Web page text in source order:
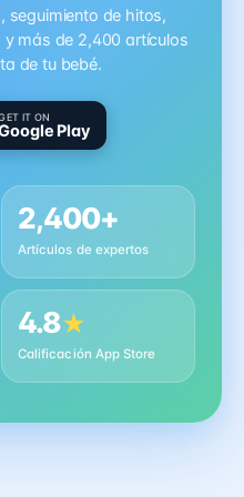
seguimiento de hitos,
más de 2,400 artículos
de tu bebé.
IT ON
Play
2,400+
Artículos de expertos
4.8★
Calificación App Store